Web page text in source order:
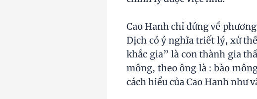
Cao Hanh chỉ đứng về
Dịch có ý nghĩa triết lý, xử
khắc gia” là con thành gia
mông, theo ông là : bào
cách hiểu của Cao Hanh như